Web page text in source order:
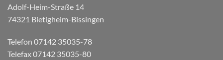
Adolf-Heim-Straße 14
74321 Bietigheim-Bissingen
Telefon 07142 35035-78
Telefax 07142 35035-80